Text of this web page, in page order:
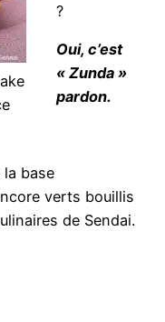
?
Oui, c’est
« Zunda »
pardon.
la base
verts bouillis
de Sendai.